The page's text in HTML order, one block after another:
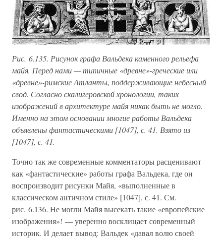
Рис. 6.135. Рисунок графа Вальдека каменного рельефа
майя. Перед нами — типичные «древне»-греческие или
«древне»-римские Атланты, поддерживающие небесный
свод. Согласно скалигеровской хронологии, таких
изображений в архитектуре майя никак быть не могло.
Именно на этом основании многие работы Вальдека
объявлены фантастическими [1047], с. 41. Взято из
[1047], с. 41.
Точно так же современные комментаторы расценивают
как «фантастические» работы графа Вальдека, где он
воспроизводит рисунки Майя, «выполненные в
классическом античном стиле» [1047], с. 41. См.
рис. 6.136. Не могли Майя высекать такие «европейские
изображения»! — уверенно восклицает современный
историк. И делает вывод: Вальдек «давал волю своей